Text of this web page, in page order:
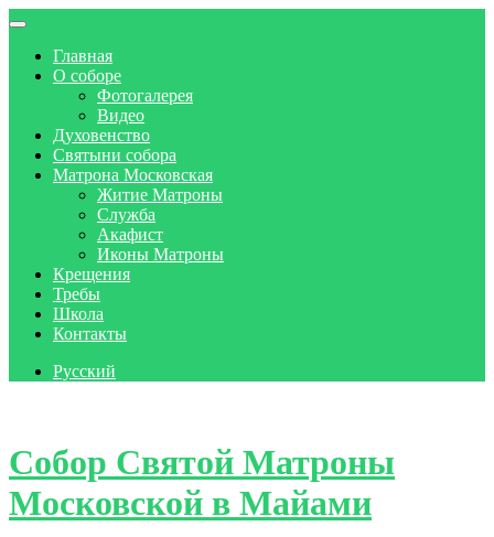
Главная
О соборе
Фотогалерея
Видео
Духовенство
Святыни собора
Матрона Московская
Житие Матроны
Служба
Акафист
Иконы Матроны
Крещения
Требы
Школа
Контакты
Русский
Собор Святой Матроны
Московской в Майами